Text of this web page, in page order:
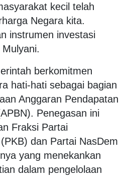
kecil telah
Negara kita.
instrumen investasi
berkomitmen
hati-hati sebagai bagian
Anggaran Pendapatan
Penegasan ini
Fraksi Partai
dan Partai NasDem
yang menekankan
dalam pengelolaan